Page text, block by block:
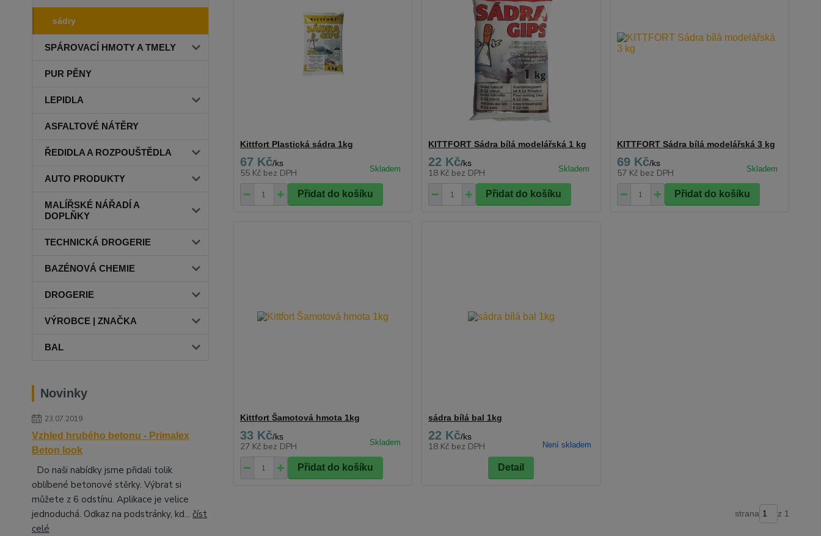
sádry
SPÁROVACÍ HMOTY A TMELY
PUR PĚNY
LEPIDLA
ASFALTOVÉ NÁTĚRY
ŘEDIDLA A ROZPOUŠTĚDLA
AUTO PRODUKTY
MALÍŘSKÉ NÁŘADÍ A
DOPLŇKY
TECHNICKÁ DROGERIE
BAZÉNOVÁ CHEMIE
DROGERIE
VÝROBCE | ZNAČKA
BAL
Novinky
23.07.2019
Vzhled hrubého betonu - Primalex
Beton look
Do naši nabídky jsme přidali tolik
oblíbené betonové stěrky. Výbrat si
můžete z 6 odstínu. Aplikace je velice
jednoduchá. Odkaz na podstránky, kd... číst
celé
Kittfort Plastická sádra 1kg
67 Kč/ks
55 Kč bez DPH
Přidat do košíku
KITTFORT Sádra bílá modelářská 1 kg
22 Kč/ks
18 Kč bez DPH
Přidat do košíku
KITTFORT Sádra bílá modelářská 3 kg
69 Kč/ks
57 Kč bez DPH
Přidat do košíku
Kittfort Šamotová hmota 1kg
33 Kč/ks
27 Kč bez DPH
Přidat do košíku
sádra bílá bal 1kg
22 Kč/ks
18 Kč bez DPH Není skladem
Detail
strana z 1